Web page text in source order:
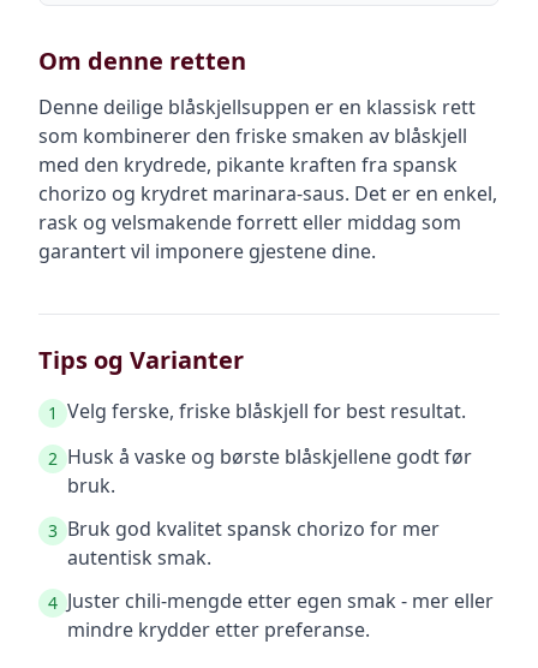
Om denne retten
Denne deilige blåskjellsuppen er en klassisk rett
som kombinerer den friske smaken av blåskjell
med den krydrede, pikante kraften fra spansk
chorizo og krydret marinara-saus. Det er en enkel,
rask og velsmakende forrett eller middag som
garantert vil imponere gjestene dine.
Tips og Varianter
1 Velg ferske, friske blåskjell for best resultat.
2 Husk å vaske og børste blåskjellene godt før
bruk.
3 Bruk god kvalitet spansk chorizo for mer
autentisk smak.
4 Juster chili-mengde etter egen smak - mer eller
mindre krydder etter preferanse.